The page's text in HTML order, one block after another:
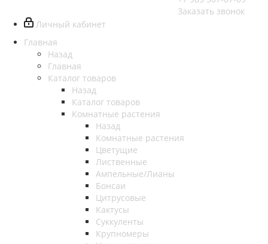
Заказать звонок
Личный кабинет
Главная
Назад
Главная
Каталог товаров
Назад
Каталог товаров
Комнатные растения
Назад
Комнатные растения
Цветущие
Лиственные
Ампельные/Лианы
Бонсаи
Цитрусовые
Кактусы
Суккуленты
Крупномеры